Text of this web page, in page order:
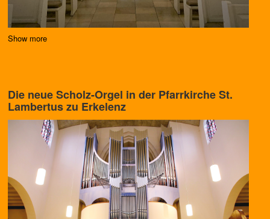
Show more
Die neue Scholz-Orgel in der Pfarrkirche St.
Lambertus zu Erkelenz